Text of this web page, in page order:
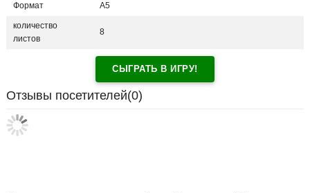
Формат А5
количество
листов
8
СЫГРАТЬ В ИГРУ!
Отзывы посетителей(0)